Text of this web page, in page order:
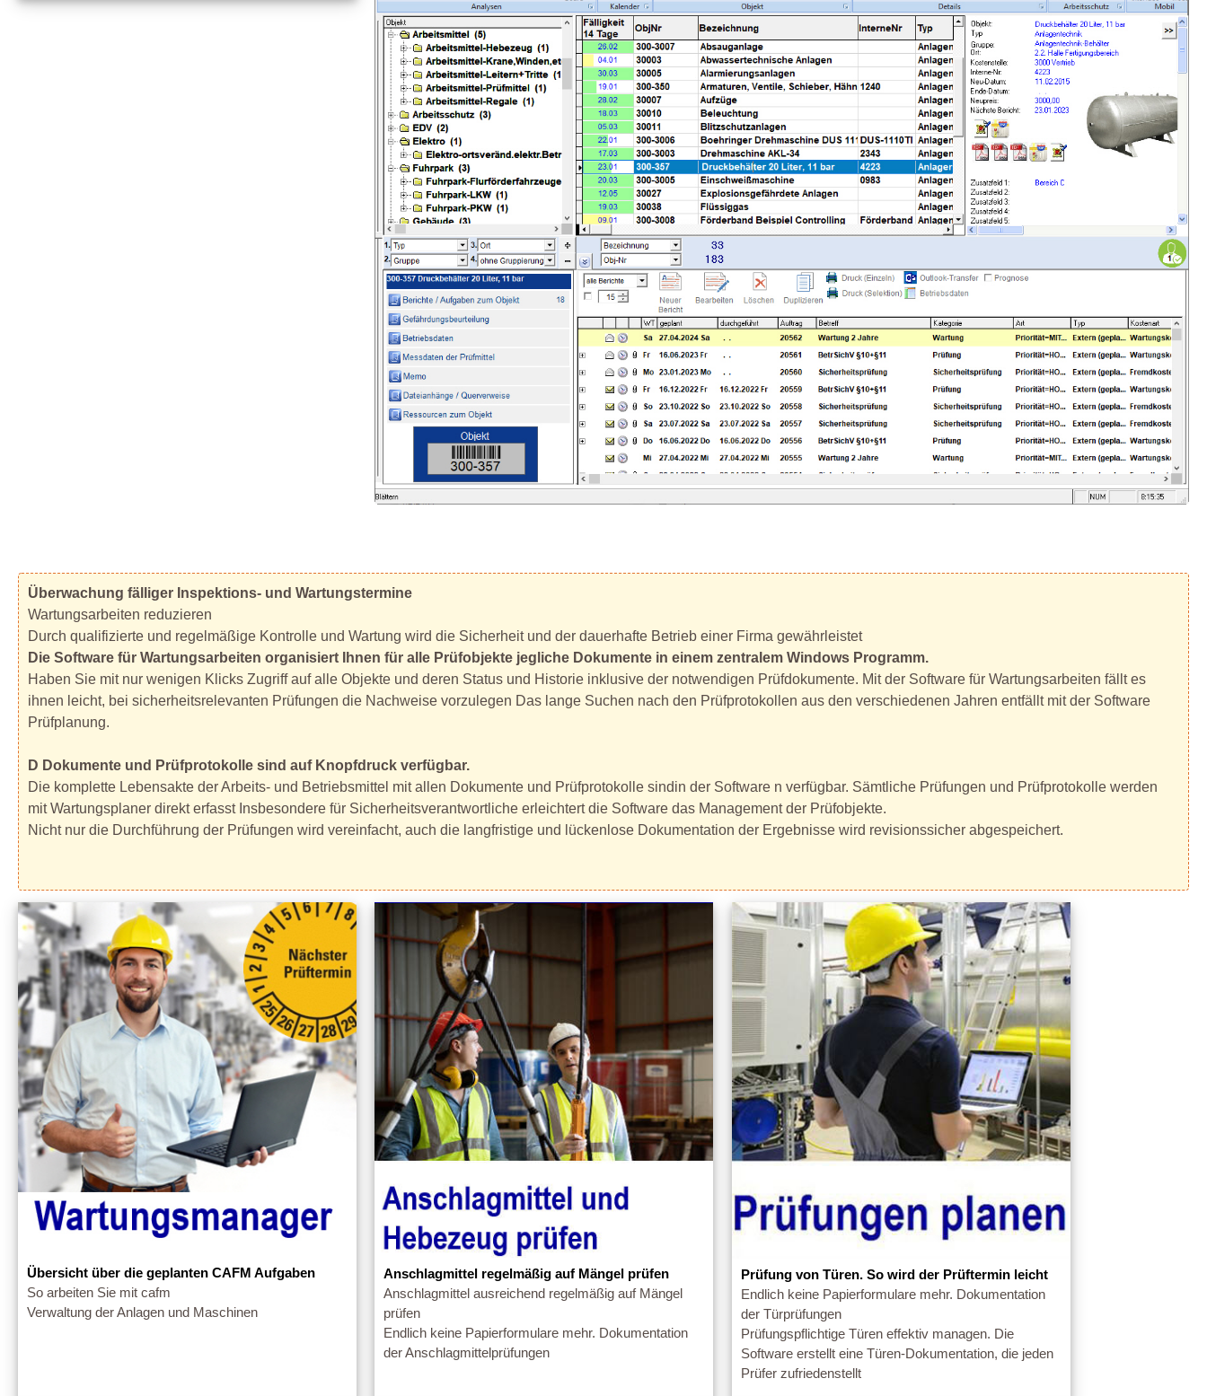
Überwachung fälliger Inspektions- und Wartungstermine
Wartungsarbeiten reduzieren
Durch qualifizierte und regelmäßige Kontrolle und Wartung wird die Sicherheit und der dauerhafte Betrieb einer Firma gewährleistet
Die Software für Wartungsarbeiten organisiert Ihnen für alle Prüfobjekte jegliche Dokumente in einem zentralem Windows Programm.
Haben Sie mit nur wenigen Klicks Zugriff auf alle Objekte und deren Status und Historie inklusive der notwendigen Prüfdokumente. Mit der Software für Wartungsarbeiten fällt es
ihnen leicht, bei sicherheitsrelevanten Prüfungen die Nachweise vorzulegen Das lange Suchen nach den Prüfprotokollen aus den verschiedenen Jahren entfällt mit der Software
Prüfplanung.
D Dokumente und Prüfprotokolle sind auf Knopfdruck verfügbar.
Die komplette Lebensakte der Arbeits- und Betriebsmittel mit allen Dokumente und Prüfprotokolle sindin der Software n verfügbar. Sämtliche Prüfungen und Prüfprotokolle werden
mit Wartungsplaner direkt erfasst Insbesondere für Sicherheitsverantwortliche erleichtert die Software das Management der Prüfobjekte.
Nicht nur die Durchführung der Prüfungen wird vereinfacht, auch die langfristige und lückenlose Dokumentation der Ergebnisse wird revisionssicher abgespeichert.
Übersicht über die geplanten CAFM Aufgaben
So arbeiten Sie mit cafm
Verwaltung der Anlagen und Maschinen
Anschlagmittel regelmäßig auf Mängel prüfen
Anschlagmittel ausreichend regelmäßig auf Mängel
prüfen
Endlich keine Papierformulare mehr. Dokumentation
der Anschlagmittelprüfungen
Prüfung von Türen. So wird der Prüftermin leicht
Endlich keine Papierformulare mehr. Dokumentation
der Türprüfungen
Prüfungspflichtige Türen effektiv managen. Die
Software erstellt eine Türen-Dokumentation, die jeden
Prüfer zufriedenstellt